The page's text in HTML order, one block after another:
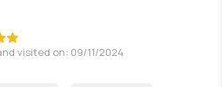
visited on: 09/11/2024